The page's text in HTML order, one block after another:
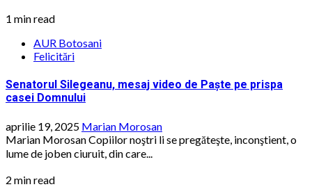
1 min read
AUR Botosani
Felicitări
Senatorul Silegeanu, mesaj video de Paște pe prispa
casei Domnului
aprilie 19, 2025 Marian Morosan
Marian Morosan Copiilor noştri li se pregăteşte, inconştient, o
lume de joben ciuruit, din care...
2 min read